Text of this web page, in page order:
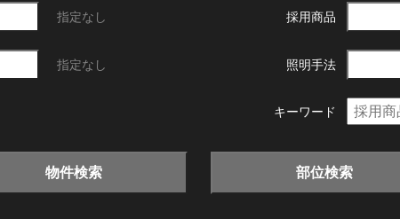
指定なし 採用商品
指定なし 照明手法
キーワード
物件検索 部位検索